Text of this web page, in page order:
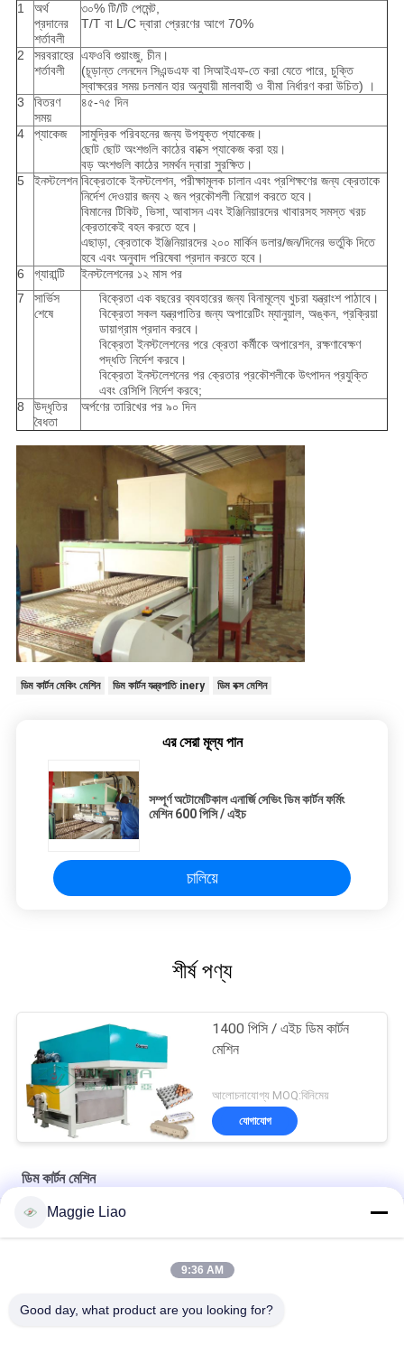
1
অর্থ
প্রদানের
শর্তাবলী
৩০% টি/টি পেমেন্ট,
T/T বা L/C দ্বারা প্রেরণের আগে 70%
2
সরবরাহের
শর্তাবলী
এফওবি গুয়াংজু, চীন।
(চূড়ান্ত লেনদেন সিএন্ডএফ বা সিআইএফ-তে করা যেতে পারে, চুক্তি
স্বাক্ষরের সময় চলমান হার অনুযায়ী মালবাহী ও বীমা নির্ধারণ করা উচিত) ।
3
বিতরণ
সময়
৪৫-৭৫ দিন
4 প্যাকেজ
সামুদ্রিক পরিবহনের জন্য উপযুক্ত প্যাকেজ।
ছোট ছোট অংশগুলি কাঠের বাক্সে প্যাকেজ করা হয়।
বড় অংশগুলি কাঠের সমর্থন দ্বারা সুরক্ষিত।
5
ইনস্টলেশন বিক্রেতাকে ইনস্টলেশন, পরীক্ষামূলক চালান এবং প্রশিক্ষণের জন্য ক্রেতাকে
নির্দেশ দেওয়ার জন্য ২ জন প্রকৌশলী নিয়োগ করতে হবে।
বিমানের টিকিট, ভিসা, আবাসন এবং ইঞ্জিনিয়ারদের খাবারসহ সমস্ত খরচ
ক্রেতাকেই বহন করতে হবে।
এছাড়া, ক্রেতাকে ইঞ্জিনিয়ারদের ২০০ মার্কিন ডলার/জন/দিনের ভর্তুকি দিতে
হবে এবং অনুবাদ পরিষেবা প্রদান করতে হবে।
6
গ্যারান্টি
ইনস্টলেশনের ১২ মাস পর
7
সার্ভিস
শেষে
বিক্রেতা এক বছরের ব্যবহারের জন্য বিনামূল্যে খুচরা যন্ত্রাংশ পাঠাবে।
বিক্রেতা সকল যন্ত্রপাতির জন্য অপারেটিং ম্যানুয়াল, অঙ্কন, প্রক্রিয়া
ডায়াগ্রাম প্রদান করবে।
বিক্রেতা ইনস্টলেশনের পরে ক্রেতা কর্মীকে অপারেশন, রক্ষণাবেক্ষণ
পদ্ধতি নির্দেশ করবে।
বিক্রেতা ইনস্টলেশনের পর ক্রেতার প্রকৌশলীকে উৎপাদন প্রযুক্তি
এবং রেসিপি নির্দেশ করবে;
8
উদ্ধৃতির
বৈধতা
অর্পণের তারিখের পর ৯০ দিন
ডিম কার্টন মেকিং মেশিন ডিম কার্টন যন্ত্রপাতি inery ডিম বক্স মেশিন
এর সেরা মূল্য পান
সম্পূর্ণ অটোমেটিকাল এনার্জি সেভিং ডিম কার্টন ফর্মিং
মেশিন 600 পিসি / এইচ
চালিয়ে
শীর্ষ পণ্য
1400 পিসি / এইচ ডিম কার্টন
মেশিন
আলোচনাযোগ্য MOQ:বিনিমেয়
যোগাযোগ
ডিম কার্টন মেশিন
স্বয়ংক্রিয় ডিমের কার্টন কাগজের ট্রে তৈরির মেশিন ১৮০০ পিস / ঘন্টা
Maggie Liao
9:36 AM
Good day, what product are you looking for?